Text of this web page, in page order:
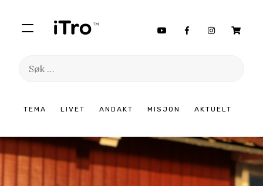
TEMA LIVET ANDAKT MISJON AKTUELT
Søk
innhold